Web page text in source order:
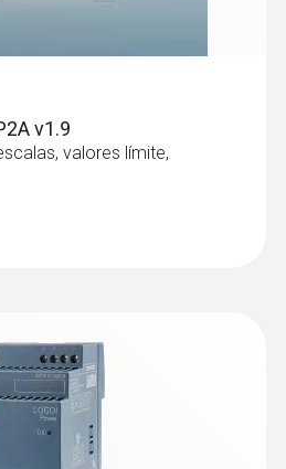
del proceso y
v1.9
valores límite,